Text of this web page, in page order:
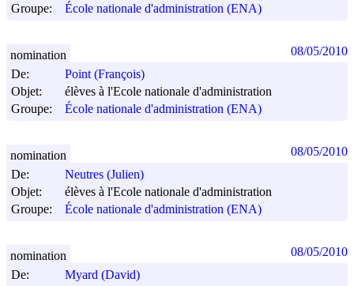
Groupe:
École nationale d'administration (ENA)
De:
Point (François)
Objet:
élèves à l'Ecole nationale d'administration
Groupe:
École nationale d'administration (ENA)
nomination 08/05/2010
De:
Neutres (Julien)
Objet:
élèves à l'Ecole nationale d'administration
Groupe:
École nationale d'administration (ENA)
nomination 08/05/2010
De:
Myard (David)
nomination 08/05/2010